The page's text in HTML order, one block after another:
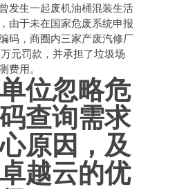
发生一起废机油桶混装生活
由于未在国家危废系统申报
码，商圈内三家产废汽修厂
元罚款，并承担了垃圾场
费用。
位忽略危
查询需求
原因，及
越云的优